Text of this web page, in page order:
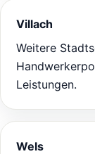
Villach
Weitere
Leistungen.
Wels